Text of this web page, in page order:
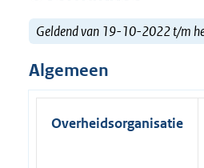
Geldend van 19-10-2022 t/m
Algemeen
Overheidsorganisatie